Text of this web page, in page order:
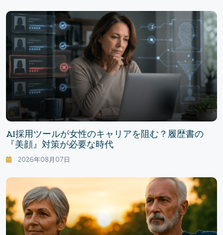
AI採用ツールが女性のキャリアを阻む？履歴書の
『美顔』対策が必要な時代
2026年08月07日